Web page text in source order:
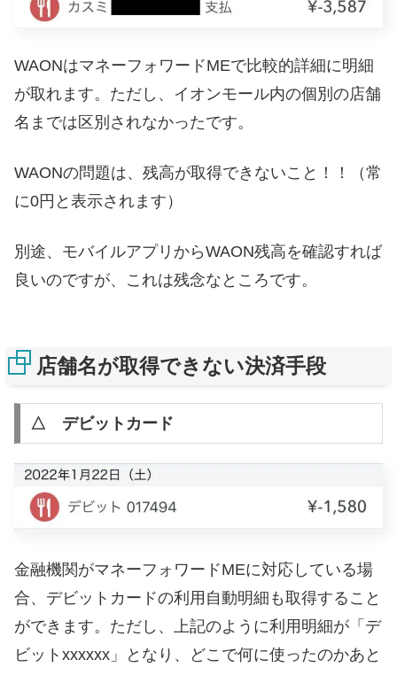
WAONはマネーフォワードMEで比較的詳細に明細
が取れます。ただし、イオンモール内の個別の店舗
名までは区別されなかったです。
WAONの問題は、残高が取得できないこと！！（常
に0円と表示されます）
別途、モバイルアプリからWAON残高を確認すれば
良いのですが、これは残念なところです。
店舗名が取得できない決済手段
△ デビットカード
金融機関がマネーフォワードMEに対応している場
合、デビットカードの利用自動明細も取得すること
ができます。ただし、上記のように利用明細が「デ
ビットxxxxxx」となり、どこで何に使ったのかあと